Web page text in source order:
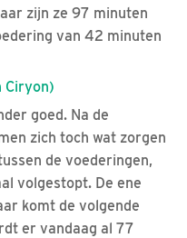
zijn ze 97 minuten
van 42 minuten
Ciryon)
goed. Na de
zich toch wat zorgen
de voederingen,
volgestopt. De ene
komt de volgende
er vandaag al 77